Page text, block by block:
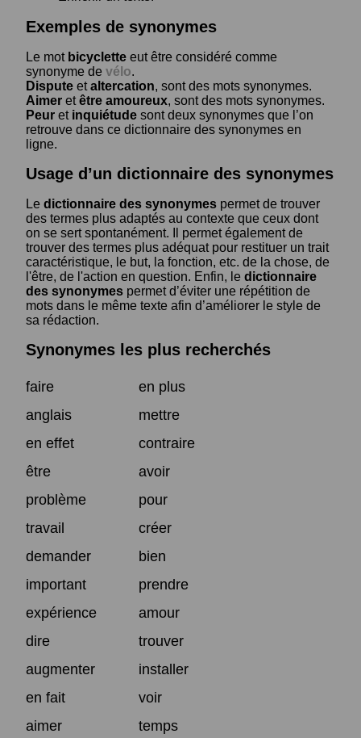
Exemples de synonymes
Le mot bicyclette eut être considéré comme
synonyme de vélo.
Dispute etaltercation, sont des mots synonymes.
Aimer etêtre amoureux, sont des mots synonymes.
Peur et inquiétude sont deux synonymes que l’on
retrouve dans ce dictionnaire des synonymes en
ligne.
Usage d’un dictionnaire des synonymes
Le dictionnaire des synonymes permet de trouver
des termes plus adaptés au contexte que ceux dont
on se sert spontanément. Il permet également de
trouver des termes plus adéquat pour restituer un trait
caractéristique, le but, la fonction, etc. de la chose, de
l'être, de l'action en question. Enfin, le dictionnaire
des synonymes permet d’éviter une répétition de
mots dans le même texte afin d’améliorer le style de
sa rédaction.
Synonymes les plus recherchés
faire
en plus
anglais
mettre
en effet
contraire
être
avoir
problème
pour
travail
créer
demander
bien
important
prendre
expérience
amour
dire
trouver
augmenter
installer
en fait
voir
aimer
temps